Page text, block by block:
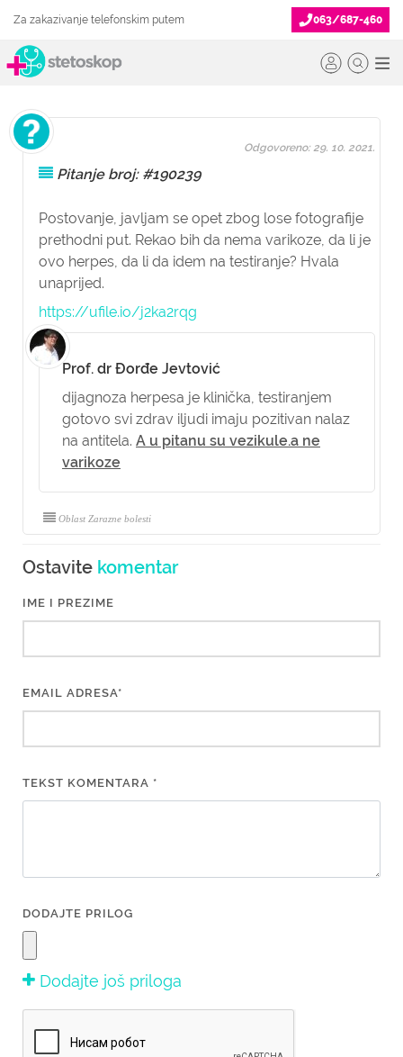
Za zakazivanje telefonskim putem 063/687-460
Pitanje broj: #190239
Postovanje, javljam se opet zbog lose fotografije
prethodni put. Rekao bih da nema varikoze, da li je
ovo herpes, da li da idem na testiranje? Hvala
unaprijed.
https://ufile.io/j2ka2rqg
Odgovoreno: 29. 10. 2021.
Prof. dr Đorđe Jevtović
dijagnoza herpesa je klinička, testiranjem
gotovo svi zdrav iljudi imaju pozitivan nalaz
na antitela. A u pitanu su vezikule.a ne
varikoze
Oblast Zarazne bolesti
Ostavite komentar
IME I PREZIME
EMAIL ADRESA*
TEKST KOMENTARA *
DODAJTE PRILOG
Dodajte još priloga